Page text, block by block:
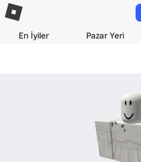
En İyiler Pazar Yeri